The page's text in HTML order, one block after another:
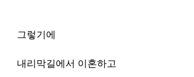
그렇기에
내리막길에서 이혼하고